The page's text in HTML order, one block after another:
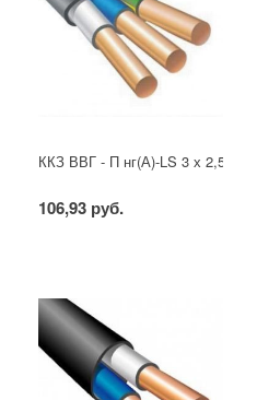
ККЗ ВВГ - П нг(А)-LS 3 х 2,5 ГОСТ
106,93 руб.